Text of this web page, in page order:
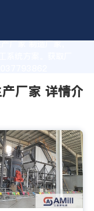
厂家 制造厂家，
统方案。获取厂
厂家 详情介